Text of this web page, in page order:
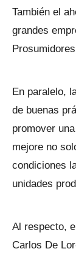
También el
grandes
En paralelo,
de buenas
promover
mejore no
condiciones
unidades
Al respecto,
Carlos De